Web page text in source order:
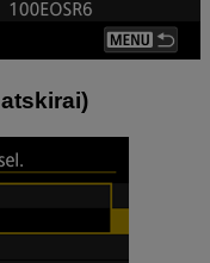
atskirai)